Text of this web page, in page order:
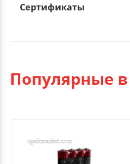
Сертификаты
Популярные